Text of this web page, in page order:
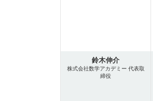
鈴木伸介
株式会社数学アカデミー 代表取
締役